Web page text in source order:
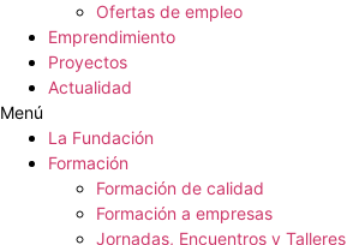
Ofertas de empleo
Emprendimiento
Proyectos
Actualidad
Menú
La Fundación
Formación
Formación de calidad
Formación a empresas
Jornadas, Encuentros y Talleres